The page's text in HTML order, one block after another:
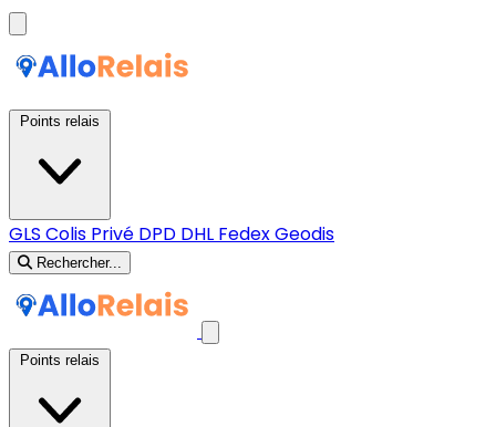
GLS Colis Privé DPD DHL FedexGeodis
Rechercher...